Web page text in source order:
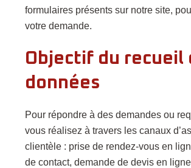
formulaires présents sur notre site,
votre demande.
Objectif du recueil
données
Pour répondre à des demandes ou
vous réalisez à travers les canaux
clientèle : prise de rendez-vous en
de contact, demande de devis en